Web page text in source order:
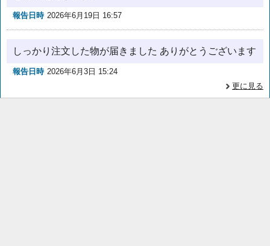
報告日時 2026年6月19日 16:57
しっかり注文した物が届きました ありがとうございます
報告日時 2026年6月3日 15:24
更に見る